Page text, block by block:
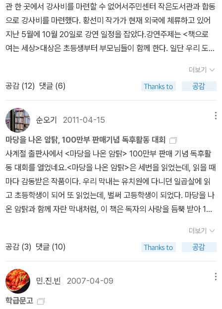
마음을 뜨지 못하면, 몸뚱이는 ‘산 목숨’으로 보여도 ‘죽은 목숨’과 같
습니다. 눈과 마음을 뜨면, 몸과 마음이 싱그럽게 빛납니다. 눈과 마음
을 닫으려 하면, 몸뚱이와 마음은 그저 죽음길로 치닫습니다. 눈과 마
음을 열려 하면, 몸과 마음은 눈부시게 깨어나서 아름답게 거듭납니
니다. 사람은 누구나 예부터 흙하고 오순도순 이야기를 나누었습니
다. 사람은 누구나 예부터 새와 짐승하고 도란도란 이야기를 섞었습
니다. 오늘날에는 도시나 시골 모두 풀·나무·꽃을 이웃으로 여기지 않
습니다. 그냥 아무 들이나 숲을 삽차로 밀어붙여서 고속도로나 골프
장이나 관광단지나 발전소나 송전탑이나 군부대나 아파트나 이런저
런 쓰레기더미로 바꾸고 맙니다. 오늘날에는 도시와 시골 모두 흙이
나 새나 짐승을 동무로 삼지 않습니다. 흙이 죽든, 새와 짐승이 숨을
거두든, 참말 하나도 아랑곳하지 않습니다. 평화하고는 동떨어진 전
쟁무기를 잔뜩 갖추느라 어마어마한 돈을 퍼붓지만, 막상 더 무섭고
아프며 괴로운 사회가 되는 줄 깨달으려 하지 않습니다. 평화를 짓밟
는 전쟁무기를 갖춘 군부대에 젊은이를 집어넣어 바보로 만들지만,
정작 이렇게 스스로 바보가 되는 줄 옳게 바라보려 하지 않습니다.
《나온의 숨어 있는 방》에 나오는 아이 ‘나온’은 몸뚱이가 깃든 이곳
이로 함께 태어났으나 먼저 저곳(저승)으로 떠난 ‘라온’과 함께 가려
합니다. 삶도 사랑도 꿈도 없어 보이는 이곳에 있을 뜻이나 까닭이 없
기 때문입니다. 여린 ‘나온’은 이곳에서 삶을 찾을 수 있을까요? 나온
관 한 곳에서 강사비를 마련할 수 없어서주민센터 작은도서관과 합동
으로 강사비를 마련했다. 황선미 작가가 현재 외국에 체류하고 있어
지난 5월에 10월 20일로 강연 일정을 잡았다.강연주제는 <책으로
여는 세상>대상은 초등생부터 부모님들이 함께 한다. 일단 우리 도서
못한 책~
더보기
공감 (12) 댓글 (6)
순오기 2011-04-15
마당을 나온 암탉, 100만부 판매기념 독후활동 대회
사계절 출판사에서 <마당을 나온 암탉> 100만부 판매 기념 독후활
동 대회를 열었네요.<마당을 나온 암탉>은 세번을 읽었는데, 읽을 때
마다 감동받은 작품이다. 우리 막내는 유치원에 다니던 일곱살에 읽
고 초등학생이 되어 또 읽었는데, 벌써 고등학생이 되었다. 마당을 나
온 암탉과 함께 자란 막내처럼, 이 책은 독자의 사랑을 듬뿍 받아 100
낸 황선미 작가 최고의 책으로 생각한다. 황선미 작가의 책을 제법 읽
었는데 <마당을 나온 암탉>은 당근 최고였고, <푸른개 장발>과 <감
추고 싶은 비밀>이나 <과수원을 점령하라>도 좋았다, 신간 <바람이
사는 꺽다리 집>은 아직 못 읽었는데, 이참에 장바구니에 담아야지.^
^내가 읽은 황선미 작가의 책을 모두 담아 보면...아직 못 읽은 책도
많다~>> 접힌 부분 펼치기 >> << 펼친 부분 접기 <<사계절출판사
더보기
공감 (3) 댓글 (10)
민.진.빈 2007-04-09
학급문고